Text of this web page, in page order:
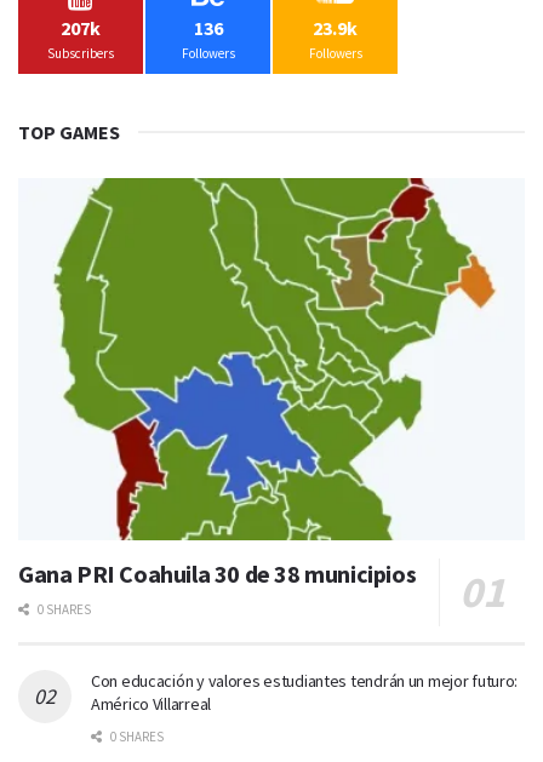
207k
Subscribers
136
Followers
23.9k
Followers
TOP GAMES
Gana PRI Coahuila 30 de 38 municipios
0 SHARES
Con educación y valores estudiantes tendrán un mejor futuro:
Américo Villarreal
0 SHARES